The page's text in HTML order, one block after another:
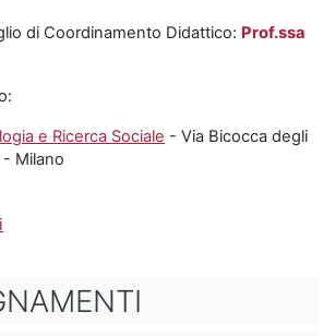
di Coordinamento Didattico: Prof.ssa
e Ricerca Sociale - Via Bicocca degli
Milano